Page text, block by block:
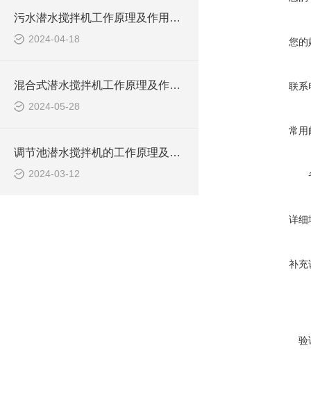
污水潜水搅拌机工作原理及作用特点、安装图、CAD结构图
2024-04-18
混合式潜水搅拌机工作原理及作用特点、安装图、CAD结构图
2024-05-28
调节池潜水搅拌机的工作原理及潜水推进器CAD安装图、结构图
2024-03-12
您的
联系
常用
详细
补充
验